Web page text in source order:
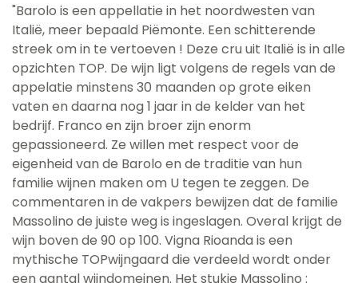
"Barolo is een appellatie in het noordwesten van
Italië, meer bepaald Piëmonte. Een schitterende
streek om in te vertoeven ! Deze cru uit Italië is in alle
opzichten TOP. De wijn ligt volgens de regels van de
appelatie minstens 30 maanden op grote eiken
vaten en daarna nog 1 jaar in de kelder van het
bedrijf. Franco en zijn broer zijn enorm
gepassioneerd. Ze willen met respect voor de
eigenheid van de Barolo en de traditie van hun
familie wijnen maken om U tegen te zeggen. De
commentaren in de vakpers bewijzen dat de familie
Massolino de juiste weg is ingeslagen. Overal krijgt de
wijn boven de 90 op 100. Vigna Rioanda is een
mythische TOPwijngaard die verdeeld wordt onder
een aantal wijndomeinen. Het stukje Massolino :